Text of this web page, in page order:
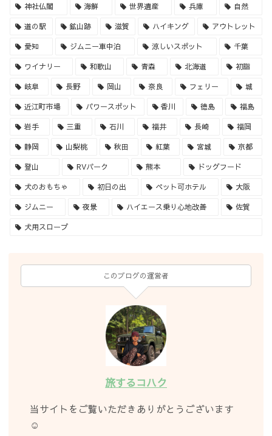
神社仏閣 海鮮 世界遺産 兵庫 自然
道の駅 鉱山跡 滋賀 ハイキング アウトレット
愛知 ジムニー車中泊 涼しいスポット 千葉
ワイナリー 和歌山 青森 北海道 初詣
岐阜 長野 岡山 奈良 フェリー 城
近江町市場 パワースポット 香川 徳島 福島
岩手 三重 石川 福井 長崎 福岡
静岡 山梨桃 秋田 紅葉 宮城 京都
登山 RVパーク 熊本 ドッグフード
犬のおもちゃ 初日の出 ペット可ホテル 大阪
ジムニー 夜景 ハイエース乗り心地改善 佐賀
犬用スロープ
このブログの運営者
旅するコハク
当サイトをご覧いただきありがとうございます
☺︎